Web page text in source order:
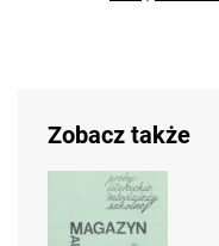
Zobacz także